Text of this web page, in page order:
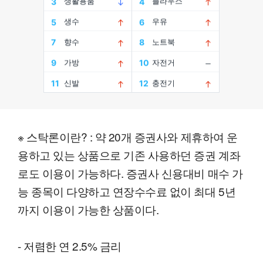
※ 스탁론이란? : 약 20개 증권사와 제휴하여 운
용하고 있는 상품으로 기존 사용하던 증권 계좌
로도 이용이 가능하다. 증권사 신용대비 매수 가
능 종목이 다양하고 연장수수료 없이 최대 5년
까지 이용이 가능한 상품이다.
- 저렴한 연 2.5% 금리